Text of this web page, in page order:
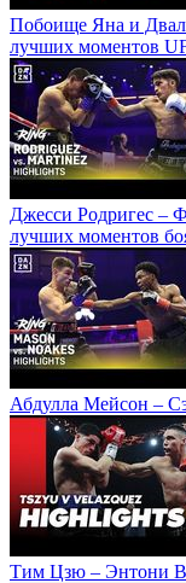
Побоище Яна и
лучших моментов
Джесси Родригес –
лучших моментов
Абдулла Мейсон –
Тим Цзю – Энтони